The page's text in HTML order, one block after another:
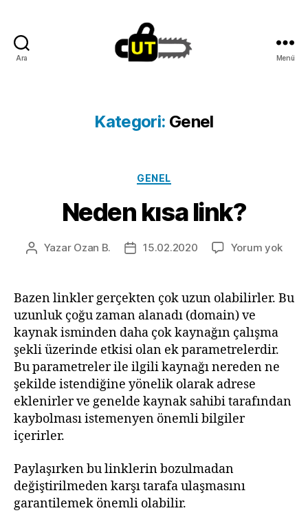
Ara Menü
Kategori: Genel
Kategoriler
GENEL
Neden kısa link?
Yazının
Yazar Ozan B.
Yazı15.02.2020 Yorum yok
Bazen linkler gerçekten çok uzun olabilirler. Bu
uzunluk çoğu zaman alanadı (domain) ve
kaynak isminden daha çok kaynağın çalışma
şekli üzerinde etkisi olan ek parametrelerdir.
Bu parametreler ile ilgili kaynağı nereden ne
şekilde istendiğine yönelik olarak adrese
eklenirler ve genelde kaynak sahibi tarafından
kaybolması istemenyen önemli bilgiler
içerirler.
Paylaşırken bu linklerin bozulmadan
değiştirilmeden karşı tarafa ulaşmasını
garantilemek önemli olabilir.